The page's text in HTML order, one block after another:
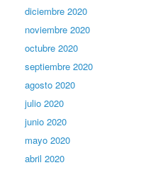
diciembre 2020
noviembre 2020
octubre 2020
septiembre 2020
agosto 2020
julio 2020
junio 2020
mayo 2020
abril 2020